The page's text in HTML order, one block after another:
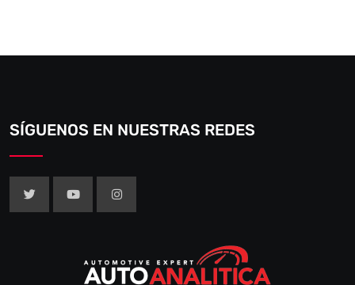
SÍGUENOS EN NUESTRAS REDES